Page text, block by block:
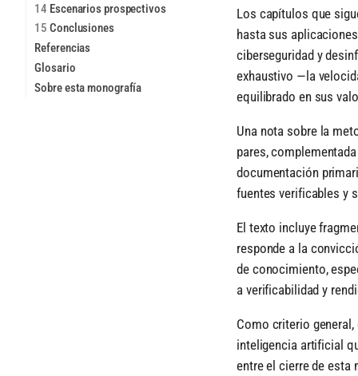
14 Escenarios prospectivos
15 Conclusiones
Referencias
Glosario
Sobre esta monografía
Los capítulos que
hasta sus
ciberseguridad y
exhaustivo —la
equilibrado en sus
Una nota sobre la
pares,
documentación
fuentes verificables y
El texto incluye
responde a la
de conocimiento,
a verificabilidad y
Como criterio
inteligencia artificial
entre el cierre de esta